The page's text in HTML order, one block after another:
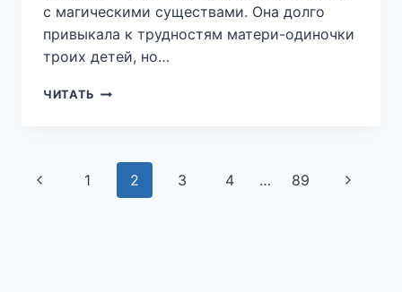
с магическими существами. Она долго
привыкала к трудностям матери-одиночки
троих детей, но…
ЧИТАТЬ ТАМ,
ФОРА
КЛЕВЕР
Навигация
Предыдущая
1 2 3 4 … 89